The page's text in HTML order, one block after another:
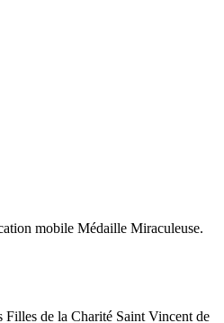
mobile Médaille Miraculeuse.
Filles de la Charité Saint Vincent de